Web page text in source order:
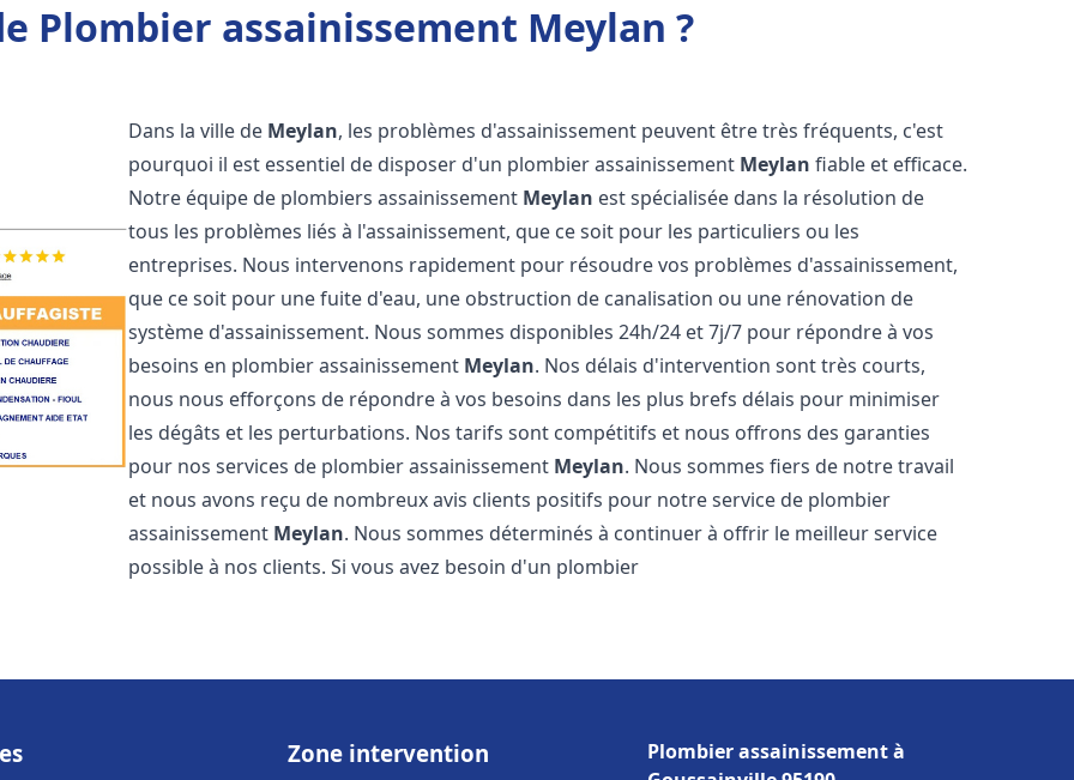
Plombier assainissement Meylan ?
Dans la ville de Meylan, les problèmes d'assainissement peuvent être très fréquents, c'est
pourquoi il est essentiel de disposer d'un plombier assainissement Meylan fiable et efficace.
Notre équipe de plombiers assainissement Meylan est spécialisée dans la résolution de
tous les problèmes liés à l'assainissement, que ce soit pour les particuliers ou les
entreprises. Nous intervenons rapidement pour résoudre vos problèmes d'assainissement,
que ce soit pour une fuite d'eau, une obstruction de canalisation ou une rénovation de
système d'assainissement. Nous sommes disponibles 24h/24 et 7j/7 pour répondre à vos
besoins en plombier assainissement Meylan. Nos délais d'intervention sont très courts,
nous nous efforçons de répondre à vos besoins dans les plus brefs délais pour minimiser
les dégâts et les perturbations. Nos tarifs sont compétitifs et nous offrons des garanties
pour nos services de plombier assainissement Meylan. Nous sommes fiers de notre travail
et nous avons reçu de nombreux avis clients positifs pour notre service de plombier
assainissement Meylan. Nous sommes déterminés à continuer à offrir le meilleur service
possible à nos clients. Si vous avez besoin d'un plombier
Zone intervention
Plombier assainissement à